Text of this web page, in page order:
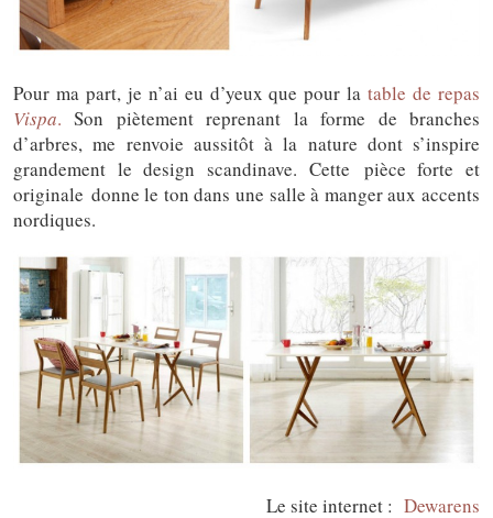
Pour ma part, je n’ai eu d’yeux que pour la table de repas
Vispa. Son piètement reprenant la forme de branches
d’arbres, me renvoie aussitôt à la nature dont s’inspire
grandement le design scandinave. Cette pièce forte et
originale donne le ton dans une salle à manger aux accents
nordiques.
Le site internet : Dewarens